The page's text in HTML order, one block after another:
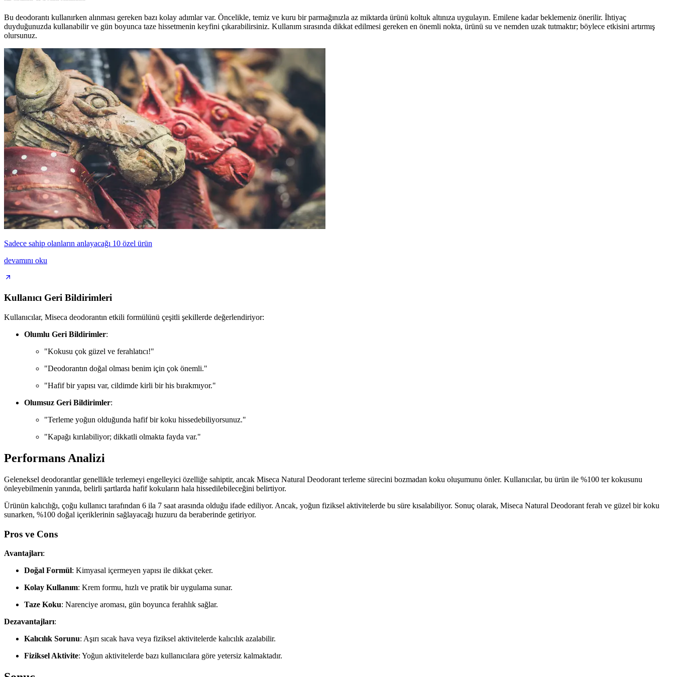
Bu deodorantı kullanırken alınması gereken bazı kolay adımlar var. Öncelikle, temiz ve kuru bir parmağınızla az miktarda ürünü koltuk altınıza uygulayın. Emilene kadar beklemeniz önerilir. İhtiyaç
duyduğunuzda kullanabilir ve gün boyunca taze hissetmenin keyfini çıkarabilirsiniz. Kullanım sırasında dikkat edilmesi gereken en önemli nokta, ürünü su ve nemden uzak tutmaktır; böylece etkisini artırmış
olursunuz.
Sadece sahip olanların anlayacağı 10 özel ürün
devamını oku
Kullanıcı Geri Bildirimleri
Kullanıcılar, Miseca deodorantın etkili formülünü çeşitli şekillerde değerlendiriyor:
Olumlu Geri Bildirimler:
"Kokusu çok güzel ve ferahlatıcı!"
"Deodorantın doğal olması benim için çok önemli."
"Hafif bir yapısı var, cildimde kirli bir his bırakmıyor."
Olumsuz Geri Bildirimler:
"Terleme yoğun olduğunda hafif bir koku hissedebiliyorsunuz."
"Kapağı kırılabiliyor; dikkatli olmakta fayda var."
Performans Analizi
Geleneksel deodorantlar genellikle terlemeyi engelleyici özelliğe sahiptir, ancak Miseca Natural Deodorant terleme sürecini bozmadan koku oluşumunu önler. Kullanıcılar, bu ürün ile %100 ter kokusunu
önleyebilmenin yanında, belirli şartlarda hafif kokuların hala hissedilebileceğini belirtiyor.
Ürünün kalıcılığı, çoğu kullanıcı tarafından 6 ila 7 saat arasında olduğu ifade ediliyor. Ancak, yoğun fiziksel aktivitelerde bu süre kısalabiliyor. Sonuç olarak, Miseca Natural Deodorant ferah ve güzel bir koku
sunarken, %100 doğal içeriklerinin sağlayacağı huzuru da beraberinde getiriyor.
Pros ve Cons
Avantajları:
Doğal Formül: Kimyasal içermeyen yapısı ile dikkat çeker.
Kolay Kullanım: Krem formu, hızlı ve pratik bir uygulama sunar.
Taze Koku: Narenciye aroması, gün boyunca ferahlık sağlar.
Dezavantajları:
Kalıcılık Sorunu: Aşırı sıcak hava veya fiziksel aktivitelerde kalıcılık azalabilir.
Fiziksel Aktivite: Yoğun aktivitelerde bazı kullanıcılara göre yetersiz kalmaktadır.